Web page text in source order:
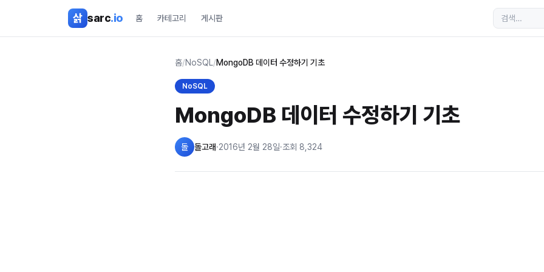
삵 sarc.io 홈 카테고리 게시판
홈/NoSQL/MongoDB 데이터 수정하기 기초
NoSQL
MongoDB 데이터 수정하기 기초
돌 돌고래·2016년 2월 28일·조회 8,324